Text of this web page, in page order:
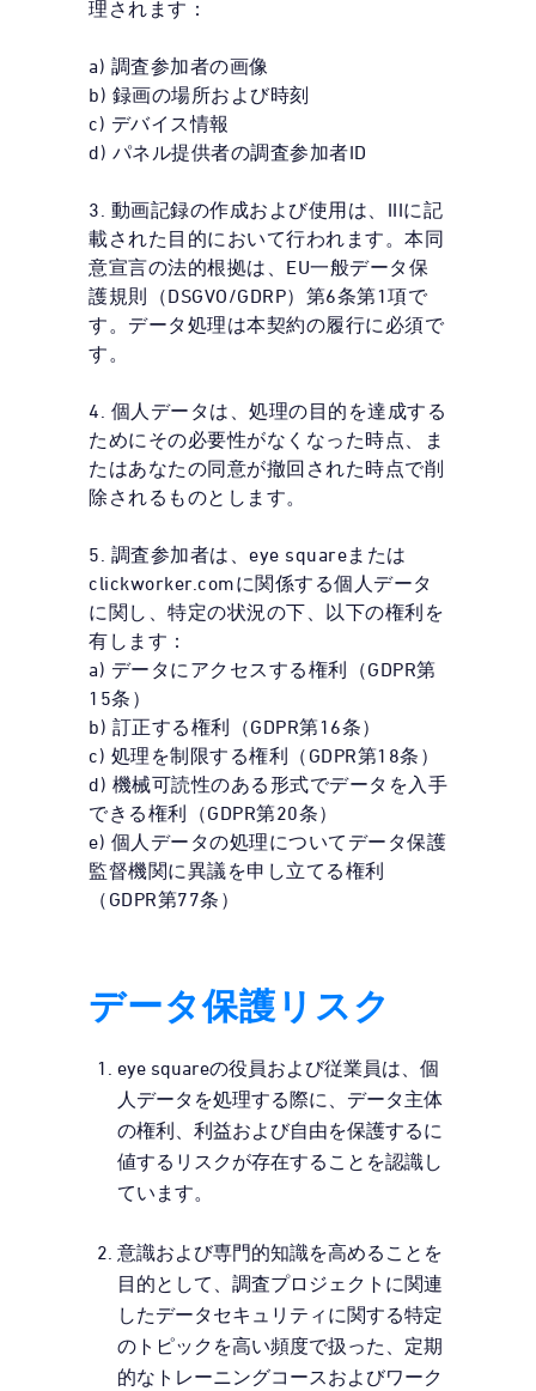
理されます：
a) 調査参加者の画像
b) 録画の場所および時刻
c) デバイス情報
d) パネル提供者の調査参加者ID
3. 動画記録の作成および使用は、IIIに記
載された目的において行われます。本同
意宣言の法的根拠は、EU一般データ保
護規則（DSGVO/GDRP）第6条第1項で
す。データ処理は本契約の履行に必須で
す。
4. 個人データは、処理の目的を達成する
ためにその必要性がなくなった時点、ま
たはあなたの同意が撤回された時点で削
除されるものとします。
5. 調査参加者は、eye squareまたは
clickworker.comに関係する個人データ
に関し、特定の状況の下、以下の権利を
有します：
a) データにアクセスする権利（GDPR第
15条）
b) 訂正する権利（GDPR第16条）
c) 処理を制限する権利（GDPR第18条）
d) 機械可読性のある形式でデータを入手
できる権利（GDPR第20条）
e) 個人データの処理についてデータ保護
監督機関に異議を申し立てる権利
（GDPR第77条）
データ保護リスク
eye squareの役員および従業員は、個
人データを処理する際に、データ主体
の権利、利益および自由を保護するに
値するリスクが存在することを認識し
ています。
意識および専門的知識を高めることを
目的として、調査プロジェクトに関連
したデータセキュリティに関する特定
のトピックを高い頻度で扱った、定期
的なトレーニングコースおよびワーク